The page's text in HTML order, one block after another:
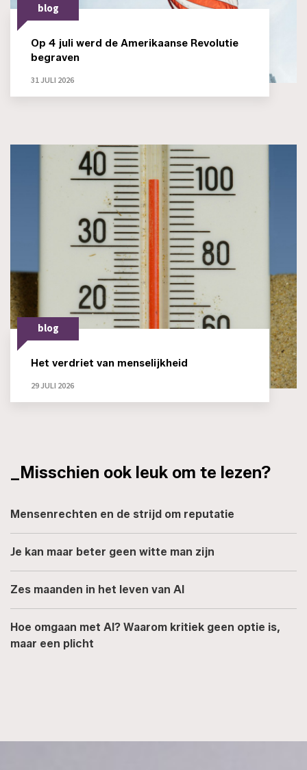
blog
Op 4 juli werd de Amerikaanse Revolutie
begraven
31 JULI 2026
blog
Het verdriet van menselijkheid
29 JULI 2026
_Misschien ook leuk om te lezen?
Mensenrechten en de strijd om reputatie
Je kan maar beter geen witte man zijn
Zes maanden in het leven van AI
Hoe omgaan met AI? Waarom kritiek geen optie is,
maar een plicht